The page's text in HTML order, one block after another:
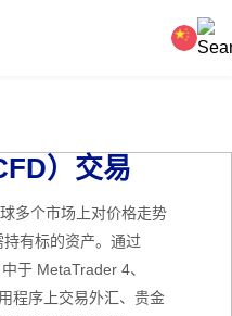
）交易
多个市场上对价格走势
有标的资产。通过
于 MetaTrader 4、
程序上交易外汇、贵金